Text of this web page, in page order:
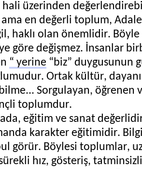
hali üzerinden
ama en değerli toplum,
haklı olan önemlidir.
göre değişmez. İnsanlar
“ yerine “biz” duygusunun
Ortak kültür,
Sorgulayan, öğrenen
toplumdur.
eğitim ve sanat
karakter eğitimidir.
görür. Böylesi toplumlar,
hız, gösteriş,